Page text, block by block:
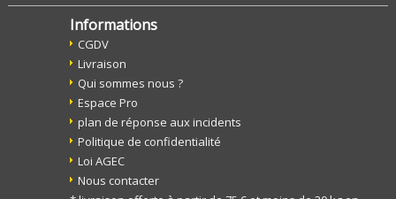
Informations
CGDV
Livraison
Qui sommes nous ?
Espace Pro
plan de réponse aux incidents
Politique de confidentialité
Loi AGEC
Nous contacter